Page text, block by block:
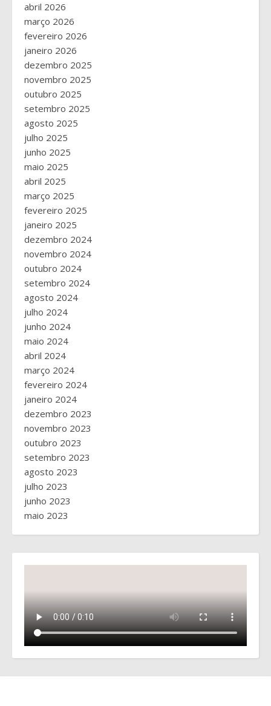
abril 2026
março 2026
fevereiro 2026
janeiro 2026
dezembro 2025
novembro 2025
outubro 2025
setembro 2025
agosto 2025
julho 2025
junho 2025
maio 2025
abril 2025
março 2025
fevereiro 2025
janeiro 2025
dezembro 2024
novembro 2024
outubro 2024
setembro 2024
agosto 2024
julho 2024
junho 2024
maio 2024
abril 2024
março 2024
fevereiro 2024
janeiro 2024
dezembro 2023
novembro 2023
outubro 2023
setembro 2023
agosto 2023
julho 2023
junho 2023
maio 2023